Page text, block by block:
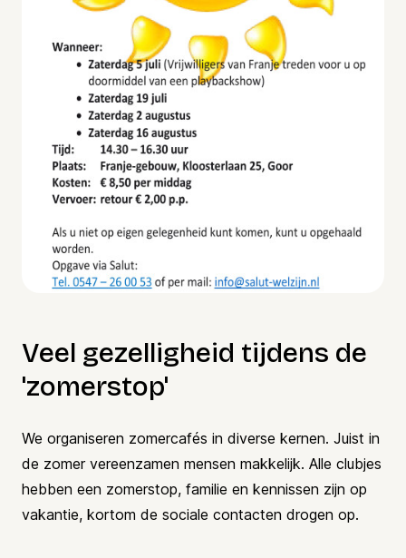
Veel gezelligheid tijdens de
'zomerstop'
We organiseren zomercafés in diverse kernen. Juist in
de zomer vereenzamen mensen makkelijk. Alle clubjes
hebben een zomerstop, familie en kennissen zijn op
vakantie, kortom de sociale contacten drogen op.